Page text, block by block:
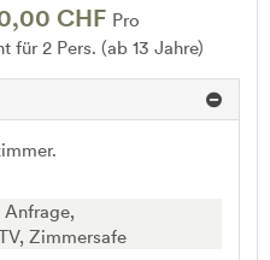
CHF Pro
für 2 Pers. (ab 13 Jahre)
Anfrage,
Zimmersafe